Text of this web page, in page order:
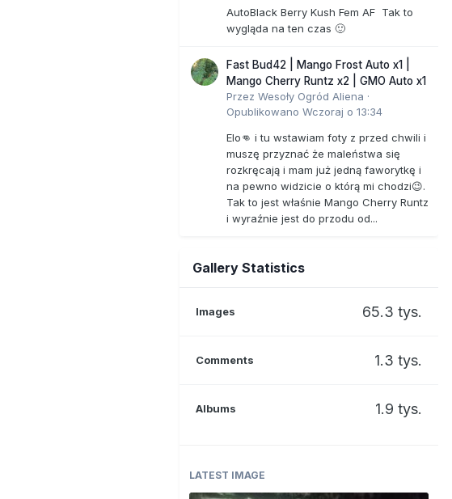
AutoBlack Berry Kush Fem AF Tak to
wygląda na ten czas 🙂
Fast Bud42 | Mango Frost Auto x1 |
Mango Cherry Runtz x2 | GMO Auto x1
Przez Wesoły Ogród Aliena ·
Opublikowano Wczoraj o 13:34
Elo👊 i tu wstawiam foty z przed chwili i
muszę przyznać że maleństwa się
rozkręcają i mam już jedną faworytkę i
na pewno widzicie o którą mi chodzi😉.
Tak to jest właśnie Mango Cherry Runtz
i wyraźnie jest do przodu od...
Gallery Statistics
Images 65.3 tys.
Comments 1.3 tys.
Albums 1.9 tys.
LATEST IMAGE